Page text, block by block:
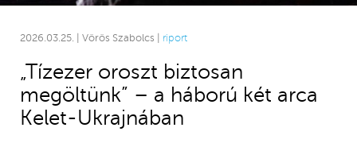
2026.03.25. | Vörös Szabolcs | riport
„Tízezer oroszt biztosan
megöltünk” – a háború két arca
Kelet-Ukrajnában